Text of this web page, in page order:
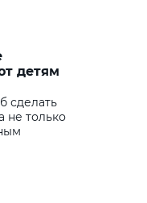
детям
сделать
не только